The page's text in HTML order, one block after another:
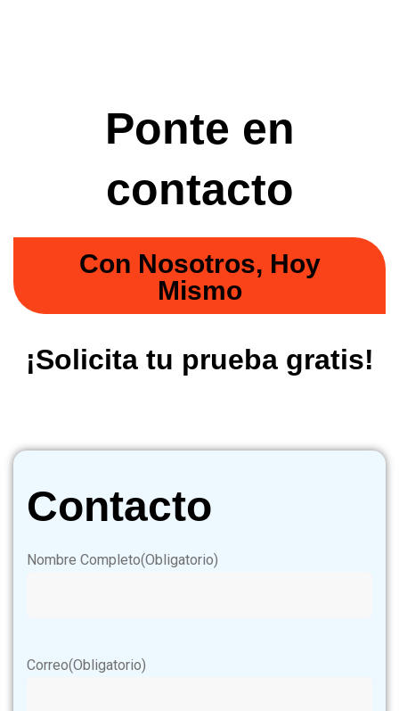
Ponte en
contacto
Con Nosotros, Hoy
Mismo
¡Solicita tu prueba gratis!
Contacto
Nombre Completo(Obligatorio)
Correo(Obligatorio)